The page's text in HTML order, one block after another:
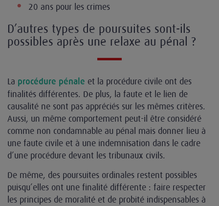
20 ans pour les crimes
D’autres types de poursuites sont-ils
possibles après une relaxe au pénal ?
La procédure pénale et la procédure civile ont des
finalités différentes. De plus, la faute et le lien de
causalité ne sont pas appréciés sur les mêmes critères.
Aussi, un même comportement peut-il être considéré
comme non condamnable au pénal mais donner lieu à
une faute civile et à une indemnisation dans le cadre
d’une procédure devant les tribunaux civils.
De même, des poursuites ordinales restent possibles
puisqu’elles ont une finalité différente : faire respecter
les principes de moralité et de probité indispensables à